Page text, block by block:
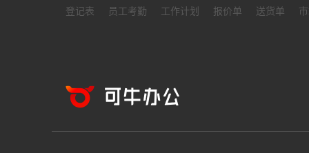
登记表
员工考勤 工作计划 报价单 送货单